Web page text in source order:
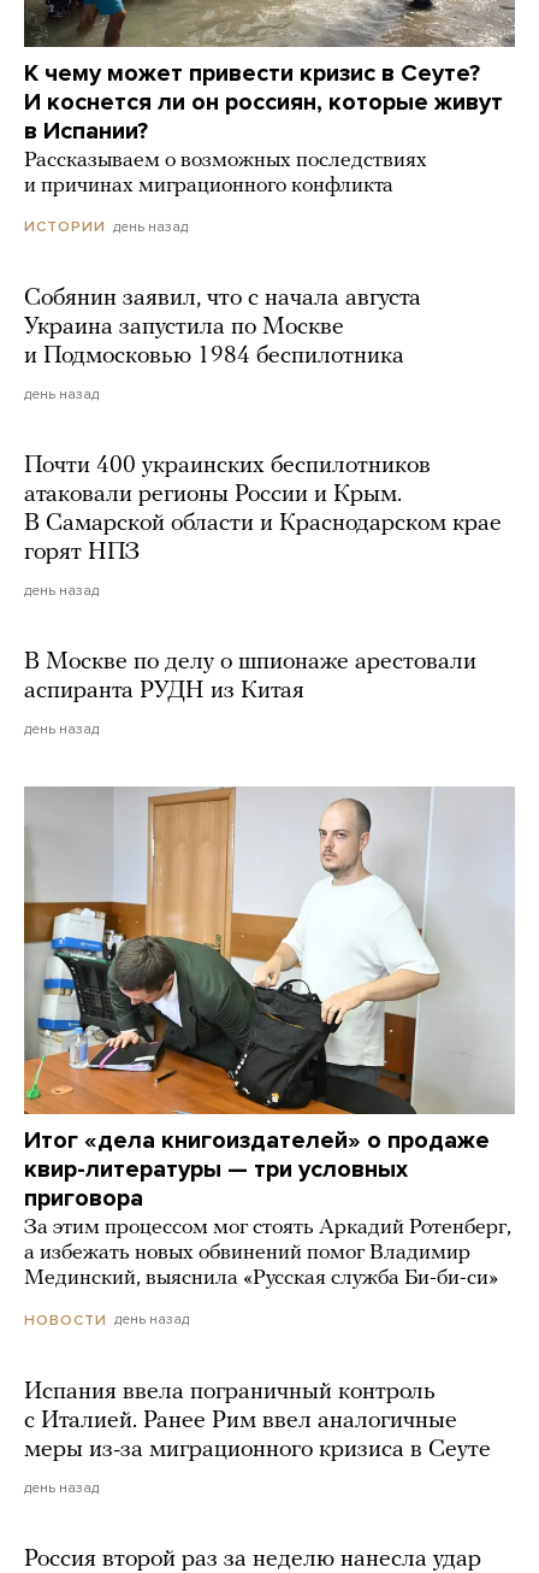
К чему может привести кризис в Сеуте?
И коснется ли он россиян, которые живут
в Испании?
Рассказываем о возможных последствиях
и причинах миграционного конфликта
ИСТОРИИ день назад
Собянин заявил, что с начала августа
Украина запустила по Москве
и Подмосковью 1984 беспилотника
день назад
Почти 400 украинских беспилотников
атаковали регионы России и Крым.
В Самарской области и Краснодарском крае
горят НПЗ
день назад
В Москве по делу о шпионаже арестовали
аспиранта РУДН из Китая
день назад
Итог «дела книгоиздателей» о продаже
квир-литературы — три условных
приговора
За этим процессом мог стоять Аркадий Ротенберг,
а избежать новых обвинений помог Владимир
Мединский, выяснила «Русская служба Би-би-си»
НОВОСТИ день назад
Испания ввела пограничный контроль
с Италией. Ранее Рим ввел аналогичные
меры из-за миграционного кризиса в Сеуте
день назад
Россия второй раз за неделю нанесла удар